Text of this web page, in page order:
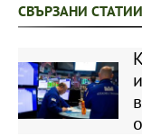
СВЪРЗАНИ СТАТИИ